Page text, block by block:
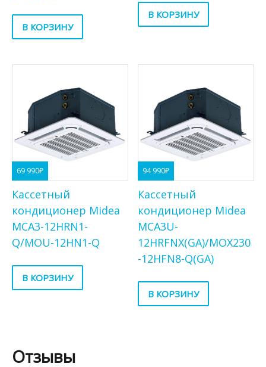
В КОРЗИНУ
В КОРЗИНУ
69 990₽
Кассетный
кондиционер Midea
MCA3-12HRN1-
Q/MOU-12HN1-Q
В КОРЗИНУ
94 990₽
Кассетный
кондиционер Midea
MCA3U-
12HRFNX(GA)/MOX230
-12HFN8-Q(GA)
В КОРЗИНУ
Отзывы